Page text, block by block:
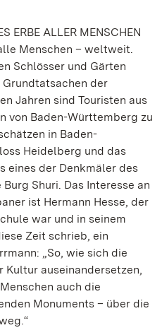
ERBE ALLER MENSCHEN
Menschen – weltweit.
Schlösser und Gärten
der
Jahren sind Touristen aus
von Baden-Württemberg zu
in Baden-
Heidelberg und das
eines der Denkmäler des
Shuri. Das Interesse an
ist Hermann Hesse, der
war und in seinem
Zeit schrieb, ein
„So, wie sich die
Kultur auseinandersetzen,
auch die
Monuments – über die